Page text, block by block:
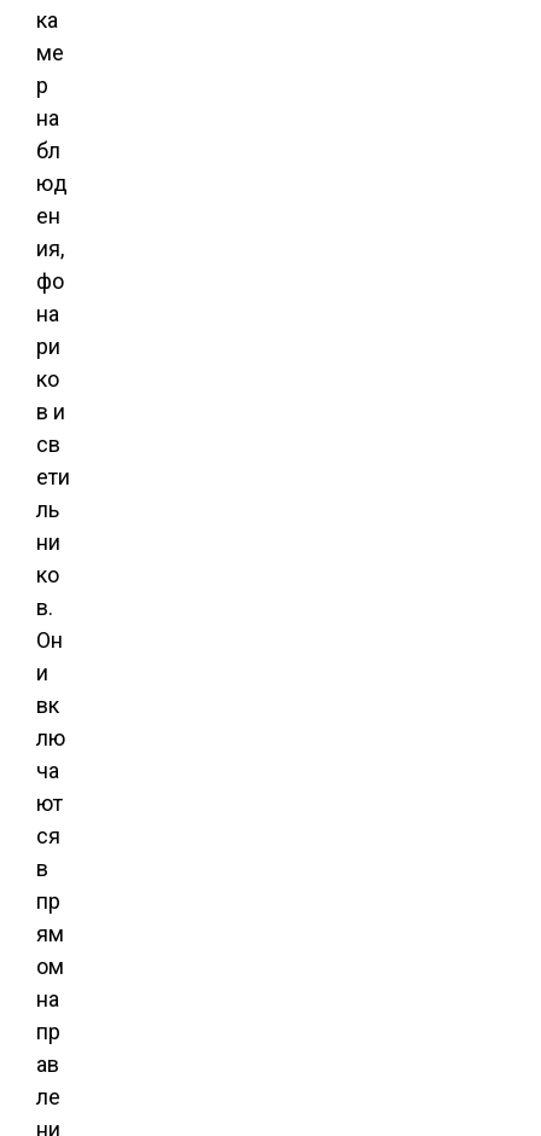
ка
ме
р
на
бл
юд
ен
ия,
фо
на
ри
ко
в и
св
ети
ль
ни
ко
в.
Он
и
вк
лю
ча
ют
ся
в
пр
ям
ом
на
пр
ав
ле
ни